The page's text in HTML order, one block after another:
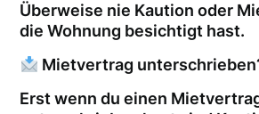
Überweise nie Kaution oder
die Wohnung besichtigt hast.
Mietvertrag
Erst wenn du einen